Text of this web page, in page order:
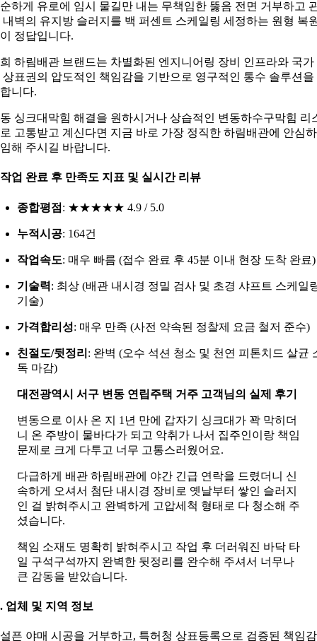
하게 유로에 임시 물길만 내는 무책임한 뚫음 전면 거부하고
내벽의 유지방 슬러지를 백 퍼센트 스케일링 세정하는 원형 복
정답입니다.
하림배관 브랜드는 차별화된 엔지니어링 장비 인프라와 국가
상표권의 압도적인 책임감을 기반으로 영구적인 통수 솔루션을
니다.
싱크대막힘 해결을 원하시거나 상습적인 변동하수구막힘 리
고통받고 계신다면 지금 바로 가장 정직한 하림배관에 안심
해 주시길 바랍니다.
업 완료 후 만족도 지표 및 실시간 리뷰
종합평점 : ★★★★★ 4.9 / 5.0
누적시공: 164건
작업속도: 매우 빠름 (접수 완료 후 45분 이내 현장 도착 완료)
기술력: 최상 (배관 내시경 정밀 검사 및 초경 샤프트 스케일
기술)
가격합리성: 매우 만족 (사전 약속된 정찰제 요금 철저 준수)
친절도/뒷정리 : 완벽 (오수 석션 청소 및 천연 피톤치드 살균
독 마감)
대전광역시 서구 변동 연립주택 거주 고객님의 실제 후기
변동으로 이사 온 지 1년 만에 갑자기 싱크대가 꽉 막히더
니 온 주방이 물바다가 되고 악취가 나서 집주인이랑 책임
문제로 크게 다투고 너무 고통스러웠어요.
다급하게 배관 하림배관에 야간 긴급 연락을 드렸더니 신
속하게 오셔서 첨단 내시경 장비로 옛날부터 쌓인 슬러지
인 걸 밝혀주시고 완벽하게 고압세척 형태로 다 청소해 주
셨습니다.
책임 소재도 명확히 밝혀주시고 작업 후 더러워진 바닥 타
일 구석구석까지 완벽한 뒷정리를 완수해 주셔서 너무나
큰 감동을 받았습니다.
업체 및 지역 정보
픈 야매 시공을 거부하고, 특허청 상표등록으로 검증된 책임